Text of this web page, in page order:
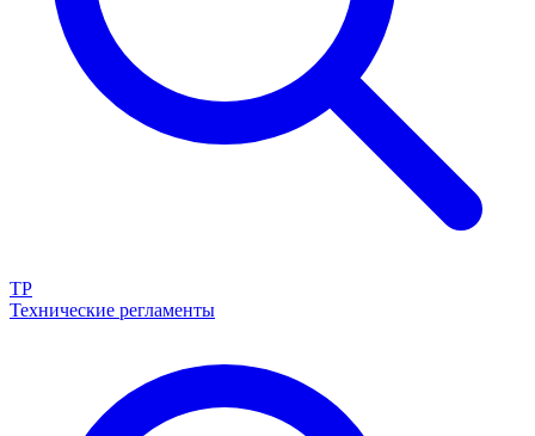
ТР
Технические регламенты